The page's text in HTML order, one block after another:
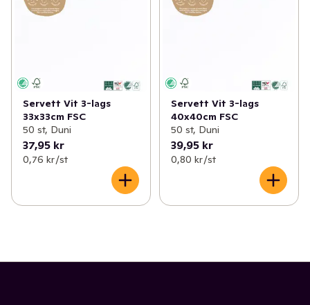
Servett Vit 3-lags
33x33cm FSC
50 st, Duni
37,95 kr
0,76 kr /st
Servett Vit 3-lags
40x40cm FSC
50 st, Duni
39,95 kr
0,80 kr /st